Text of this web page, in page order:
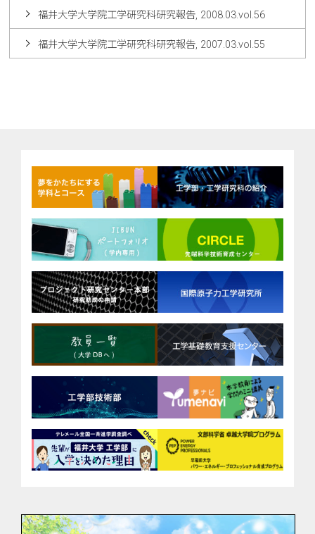
福井大学大学院工学研究科研究報告, 2008.03.vol.56
福井大学大学院工学研究科研究報告, 2007.03.vol.55